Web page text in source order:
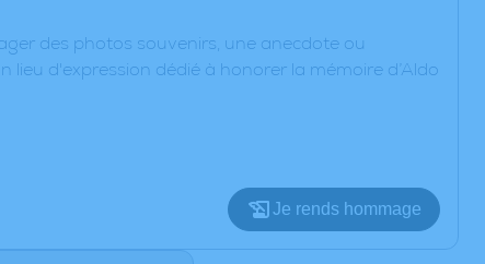
des photos souvenirs, une anecdote ou
d'expression dédié à honorer la mémoire d’Aldo
Je rends hommage